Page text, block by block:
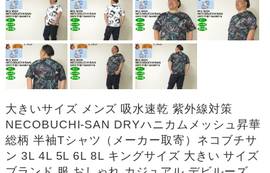
大きいサイズ メンズ 吸水速乾 紫外線対策
NECOBUCHI-SAN DRYハニカムメッシュ昇華
総柄 半袖Tシャツ（メーカー取寄）ネコブチサ
ン 3L 4L 5L 6L 8L キングサイズ 大きい サイズ